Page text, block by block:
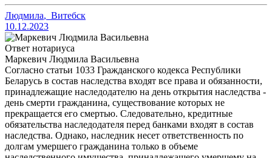
Людмила, Витебск
10.12.2023
Ответ нотариуса
Маркевич Людмила Васильевна
Согласно статьи 1033 Гражданского кодекса Республики
Беларусь в состав наследства входят все права и обязанности,
принадлежащие наследодателю на день открытия наследства -
день смерти гражданина, существование которых не
прекращается его смертью. Следовательно, кредитные
обязательства наследодателя перед банками входят в состав
наследства. Однако, наследник несет ответственность по
долгам умершего гражданина только в объеме